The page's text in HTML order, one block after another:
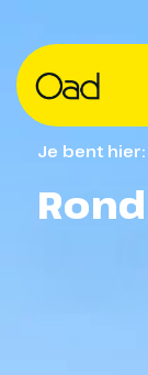
Je bent hier: